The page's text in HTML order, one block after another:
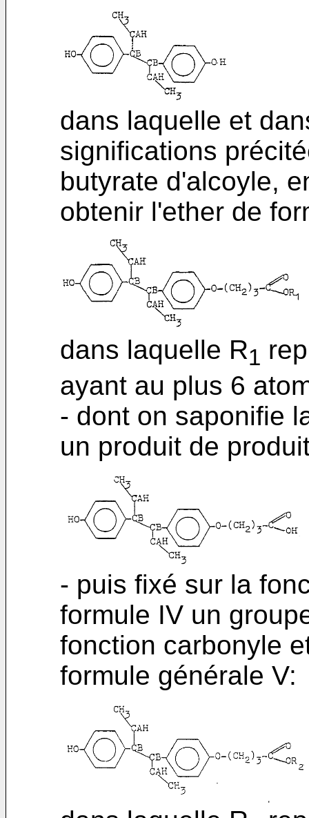
dans laquelle et
significations
butyrate d'alcoyle,
obtenir l'ether de
dans laquelle R1
ayant au plus 6
- dont on saponifie
un produit de
- puis fixé sur la
formule IV un
fonction carbonyle
formule générale V: